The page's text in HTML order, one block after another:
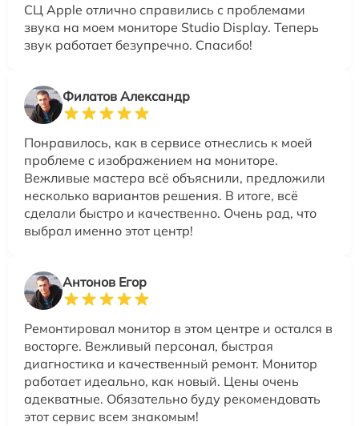
СЦ Apple отлично справились с проблемами
звука на моем мониторе Studio Display. Теперь
звук работает безупречно. Спасибо!
Филатов Александр
Понравилось, как в сервисе отнеслись к моей
проблеме с изображением на мониторе.
Вежливые мастера всё объяснили, предложили
несколько вариантов решения. В итоге, всё
сделали быстро и качественно. Очень рад, что
выбрал именно этот центр!
Антонов Егор
Ремонтировал монитор в этом центре и остался в
восторге. Вежливый персонал, быстрая
диагностика и качественный ремонт. Монитор
работает идеально, как новый. Цены очень
адекватные. Обязательно буду рекомендовать
этот сервис всем знакомым!